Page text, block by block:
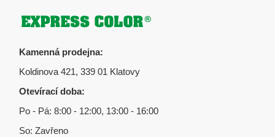
Zápatí
Kamenná prodejna:
Koldinova 421, 339 01 Klatovy
Otevírací doba:
Po - Pá: 8:00 - 12:00, 13:00 - 16:00
So: Zavřeno